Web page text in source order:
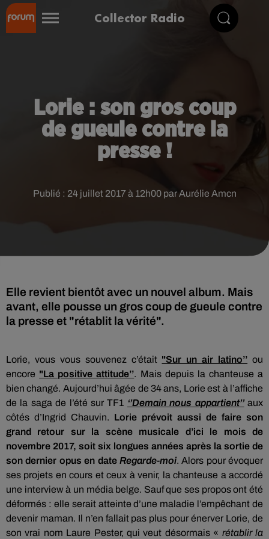
Collector Radio
Lorie : son gros coup
de gueule contre la
presse !
Publié : 24 juillet 2017 à 12h00 par Aurélie Amcn
Elle revient bientôt avec un nouvel album. Mais
avant, elle pousse un gros coup de gueule contre
la presse et "rétablit la vérité".
Lorie, vous vous souvenez c’était "Sur un air latino’’ ou
encore "La positive attitude’’. Mais depuis la chanteuse a
bien changé. Aujourd’hui âgée de 34 ans, Lorie est à l’affiche
de la saga de l’été sur TF1 ‘’Demain nous appartient’’aux
côtés d’Ingrid Chauvin. Lorie prévoit aussi de faire son
grand retour sur la scène musicale d’ici le mois de
novembre 2017, soit six longues années après la sortie de
son dernier opus en date Regarde-moi. Alors pour évoquer
ses projets en cours et ceux à venir, la chanteuse a accordé
une interview à un média belge. Sauf que ses propos ont été
déformés : elle serait atteinte d’une maladie l’empêchant de
devenir maman. Il n’en fallait pas plus pour énerver Lorie, de
son vrai nom Laure Pester, qui veut désormais « rétablir la